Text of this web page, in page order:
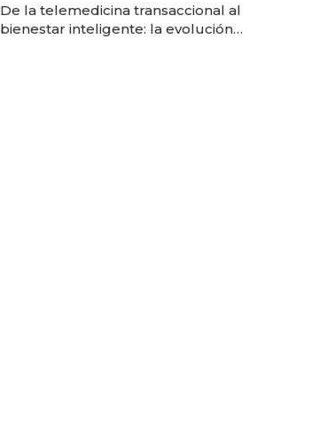
De la telemedicina transaccional al
bienestar inteligente: la evolución